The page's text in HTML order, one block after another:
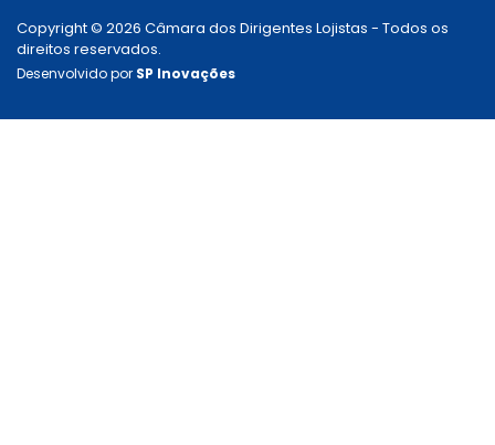
Copyright © 2026 Câmara dos Dirigentes Lojistas - Todos os
direitos reservados.
Desenvolvido por SP Inovações